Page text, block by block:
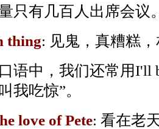
量只有几百人出席会议
thing: 见鬼，真糟糕
语中，我们还常用I'll
我吃惊”。
love of Pete: 看在老